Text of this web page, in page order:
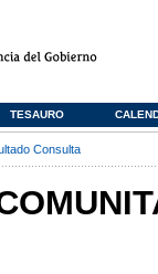
TESAURO
Consulta